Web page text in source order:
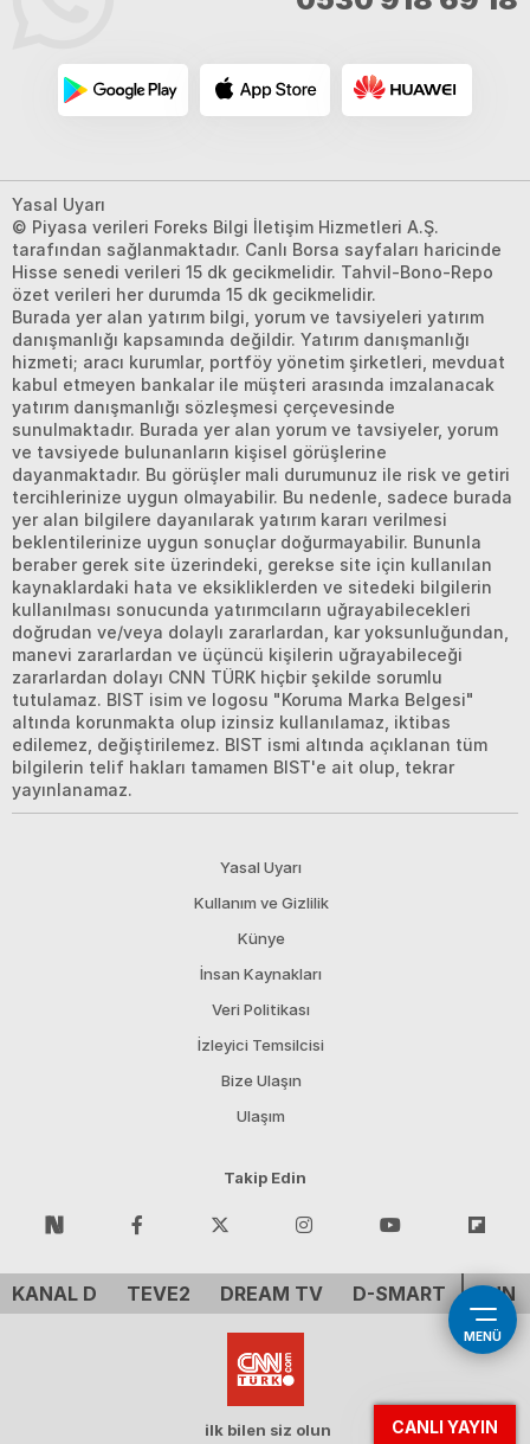
MENÜ
CANLI YAYIN
Yasal Uyarı
© Piyasa verileri Foreks Bilgi İletişim Hizmetleri A.Ş.
tarafından sağlanmaktadır. Canlı Borsa sayfaları haricinde
Hisse senedi verileri 15 dk gecikmelidir. Tahvil-Bono-Repo
özet verileri her durumda 15 dk gecikmelidir.
Burada yer alan yatırım bilgi, yorum ve tavsiyeleri yatırım
danışmanlığı kapsamında değildir. Yatırım danışmanlığı
hizmeti; aracı kurumlar, portföy yönetim şirketleri, mevduat
kabul etmeyen bankalar ile müşteri arasında imzalanacak
yatırım danışmanlığı sözleşmesi çerçevesinde
sunulmaktadır. Burada yer alan yorum ve tavsiyeler, yorum
ve tavsiyede bulunanların kişisel görüşlerine
dayanmaktadır. Bu görüşler mali durumunuz ile risk ve getiri
tercihlerinize uygun olmayabilir. Bu nedenle, sadece burada
yer alan bilgilere dayanılarak yatırım kararı verilmesi
beklentilerinize uygun sonuçlar doğurmayabilir. Bununla
beraber gerek site üzerindeki, gerekse site için kullanılan
kaynaklardaki hata ve eksikliklerden ve sitedeki bilgilerin
kullanılması sonucunda yatırımcıların uğrayabilecekleri
doğrudan ve/veya dolaylı zararlardan, kar yoksunluğundan,
manevi zararlardan ve üçüncü kişilerin uğrayabileceği
zararlardan dolayı CNN TÜRK hiçbir şekilde sorumlu
tutulamaz. BIST isim ve logosu "Koruma Marka Belgesi"
altında korunmakta olup izinsiz kullanılamaz, iktibas
edilemez, değiştirilemez. BIST ismi altında açıklanan tüm
bilgilerin telif hakları tamamen BIST'e ait olup, tekrar
yayınlanamaz.
Yasal Uyarı
Kullanım ve Gizlilik
Künye
İnsan Kaynakları
Veri Politikası
İzleyici Temsilcisi
Bize Ulaşın
Ulaşım
Takip Edin
KANAL D TEVE2 DREAM TV D-SMART CNN
ilk bilen siz olun